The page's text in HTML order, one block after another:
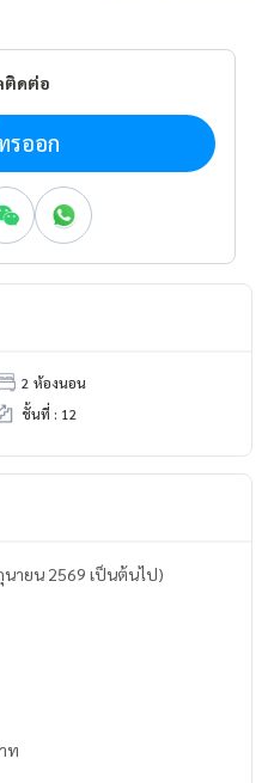
ติดต่อ
รออก
2 ห้องนอน
ชั้นที่ : 12
นายน 2569 เป็นต้นไป)
ท